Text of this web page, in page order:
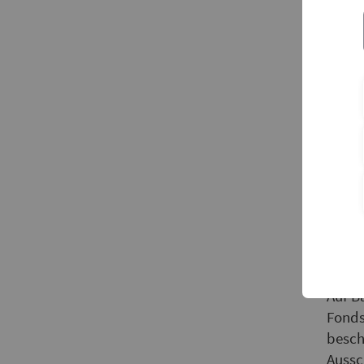
Der
Auf